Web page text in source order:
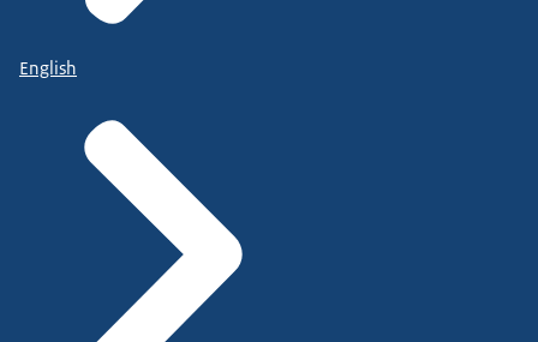
English